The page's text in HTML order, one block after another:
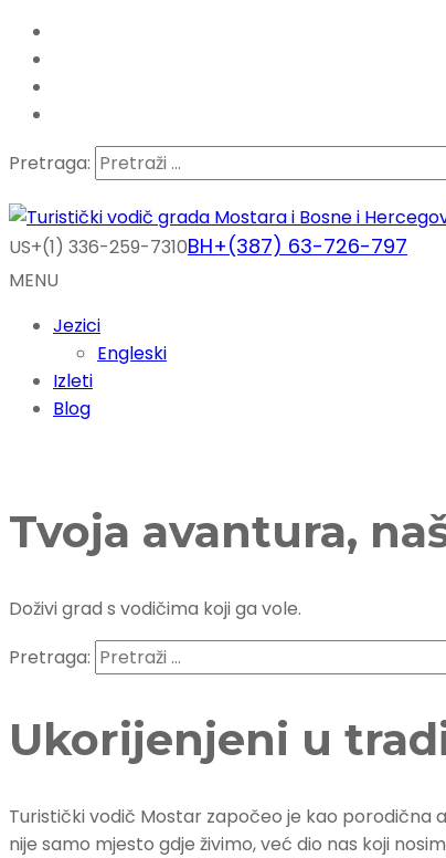
Pretraga:
US+(1) 336-259-7310BH+(387) 63-726-797
MENU
Jezici
Engleski
Izleti
Blog
Tvoja avantura,
Doživi grad s vodičima koji ga vole.
Pretraga:
Ukorijenjeni u
Turistički vodič Mostar započeo je kao porodična
nije samo mjesto gdje živimo, već dio nas koji